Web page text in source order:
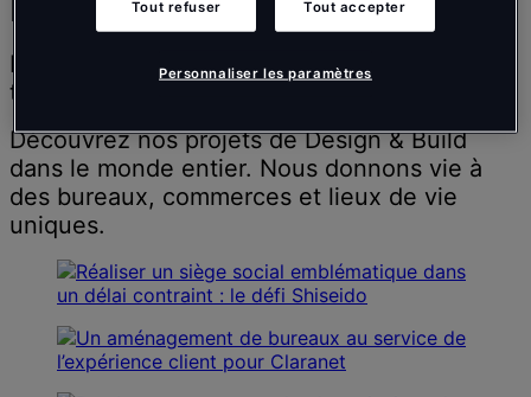
des
lieux,
des
actualités
des
informations
Nos réalisations
Inspirer les gens à mieux penser, mieux
travailler et mieux vivre.
Découvrez nos projets de Design & Build
dans le monde entier. Nous donnons vie à
des bureaux, commerces et lieux de vie
uniques.
Tout refuser Tout accepter
Personnaliser les paramètres